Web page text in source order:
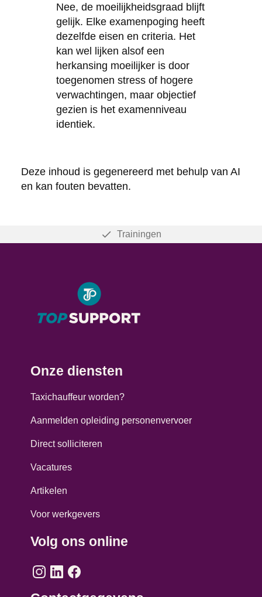
Nee, de moeilijkheidsgraad blijft
gelijk. Elke examenpoging heeft
dezelfde eisen en criteria. Het
kan wel lijken alsof een
herkansing moeilijker is door
toegenomen stress of hogere
verwachtingen, maar objectief
gezien is het examenniveau
identiek.
Deze inhoud is gegenereerd met behulp van AI
en kan fouten bevatten.
Trainingen
Onze diensten
Taxichauffeur worden?
Aanmelden opleiding personenvervoer
Direct solliciteren
Vacatures
Artikelen
Voor werkgevers
Volg ons online